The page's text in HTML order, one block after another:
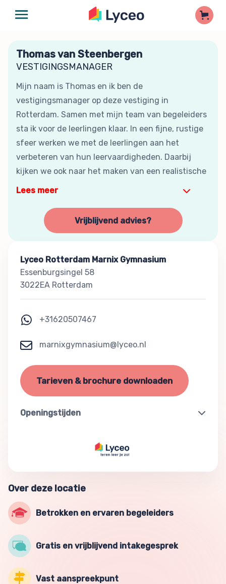
Thomas van Steenbergen
VESTIGINGSMANAGER
Mijn naam is Thomas en ik ben de
vestigingsmanager op deze vestiging in
Rotterdam. Samen met mijn team van begeleiders
sta ik voor de leerlingen klaar. In een fijne, rustige
sfeer werken we met de leerlingen aan het
verbeteren van hun leervaardigheden. Daarbij
kijken we ook naar het maken van een realistische
Lees meer
Vrijblijvend advies?
Lyceo Rotterdam Marnix Gymnasium
Essenburgsingel 58
3022EA Rotterdam
+31620507467
marnixgymnasium@lyceo.nl
Tarieven & brochure downloaden
Openingstijden
Over deze locatie
Betrokken en ervaren begeleiders
Gratis en vrijblijvend intakegesprek
Vast aanspreekpunt